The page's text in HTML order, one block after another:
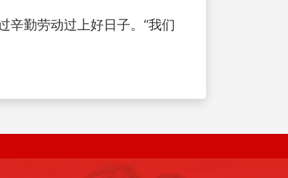
辛勤劳动过上好日子。“我们